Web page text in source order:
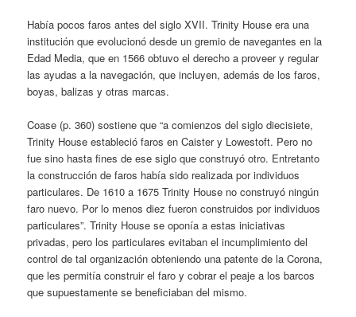
Había pocos faros antes del siglo XVII. Trinity House era una
institución que evolucionó desde un gremio de navegantes en la
Edad Media, que en 1566 obtuvo el derecho a proveer y regular
las ayudas a la navegación, que incluyen, además de los faros,
boyas, balizas y otras marcas.
Coase (p. 360) sostiene que “a comienzos del siglo diecisiete,
Trinity House estableció faros en Caister y Lowestoft. Pero no
fue sino hasta fines de ese siglo que construyó otro. Entretanto
la construcción de faros había sido realizada por individuos
particulares. De 1610 a 1675 Trinity House no construyó ningún
faro nuevo. Por lo menos diez fueron construidos por individuos
particulares”. Trinity House se oponía a estas iniciativas
privadas, pero los particulares evitaban el incumplimiento del
control de tal organización obteniendo una patente de la Corona,
que les permitía construir el faro y cobrar el peaje a los barcos
que supuestamente se beneficiaban del mismo.